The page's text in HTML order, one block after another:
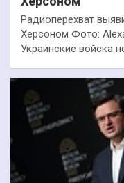
Радиоперехват
Херсоном Фото:
Украинские войска